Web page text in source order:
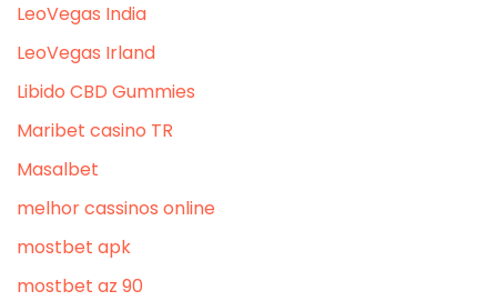
LeoVegas India
LeoVegas Irland
Libido CBD Gummies
Maribet casino TR
Masalbet
melhor cassinos online
mostbet apk
mostbet az 90